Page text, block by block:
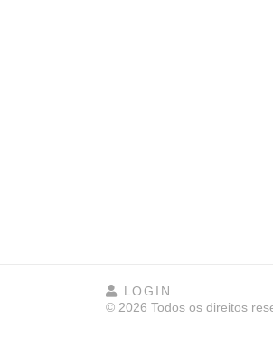
LOGIN
© 2026 Todos os direitos